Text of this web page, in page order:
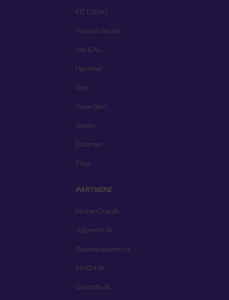
FIT LIVING
Hendes Verden
Her & Nu
Hjemmet
Rum
Vores Børn
Gastro
Euroman
Flipp
PARTNERE
KitchenOne.dk
Jollyroom.dk
Roboteksperten.dk
Med24.dk
Outnorth.dk